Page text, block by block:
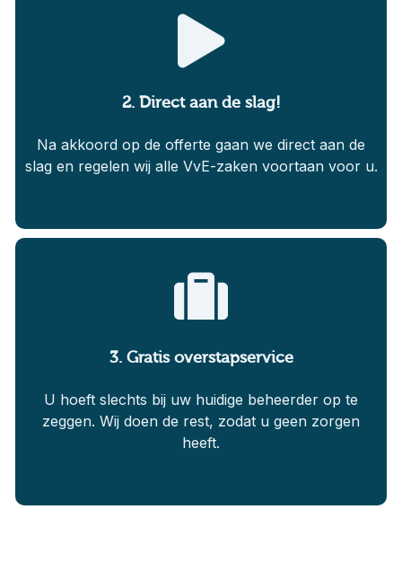
2. Direct aan de slag!
Na akkoord op de offerte gaan we direct aan de
slag en regelen wij alle VvE-zaken voortaan voor u.
3. Gratis overstapservice
U hoeft slechts bij uw huidige beheerder op te
zeggen. Wij doen de rest, zodat u geen zorgen
heeft.